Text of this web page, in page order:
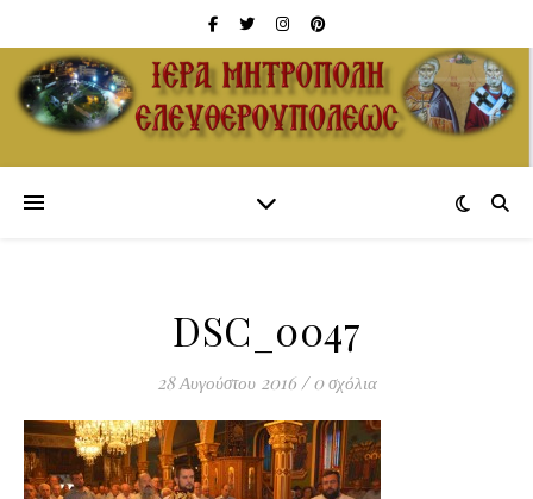
DSC_0047
28 Αυγούστου 2016 / 0 σχόλια